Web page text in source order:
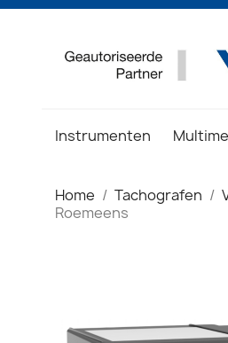
Instrumenten
Home Tachografen
Roemeens